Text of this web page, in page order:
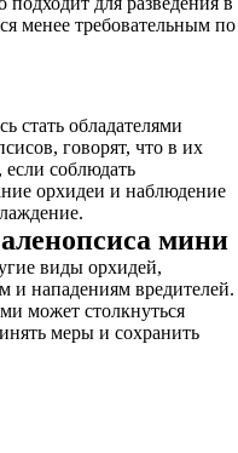
менее требовательным по
стать обладателями
говорят, что в их
соблюдать
орхидеи и наблюдение
мини
виды орхидей,
и нападениям вредителей.
может столкнуться
меры и сохранить